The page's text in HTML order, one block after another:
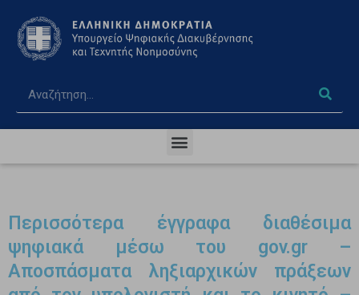
Περισσότερα έγγραφα διαθέσιμα
ψηφιακά μέσω του gov.gr –
Αποσπάσματα ληξιαρχικών πράξεων